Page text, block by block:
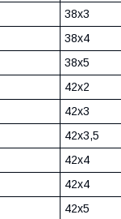
38х3
38х4
38х5
42х2
42х3
42х3,5
42х4
42х4
42х5